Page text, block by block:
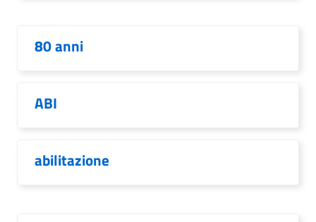
80 anni
ABI
abilitazione